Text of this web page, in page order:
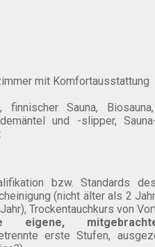
mit Komfortausstattung
Sauna, Biosauna,
und -slipper,
bzw. Standards des
(nicht älter als 2
Trockentauchkurs von
eigene,
erste Stufen,